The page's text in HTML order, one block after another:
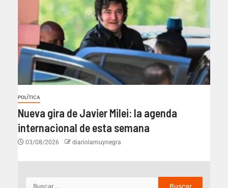
POLÍTICA
Nueva gira de Javier Milei: la agenda
internacional de esta semana
03/08/2026 diariolamuynegra